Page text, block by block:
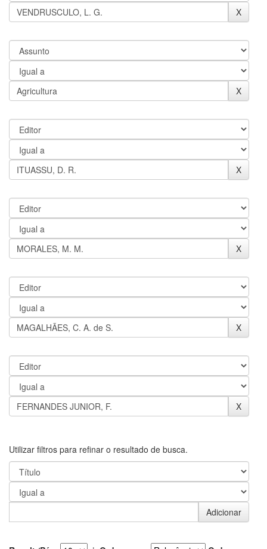
Utilizar filtros para refinar o resultado de busca.